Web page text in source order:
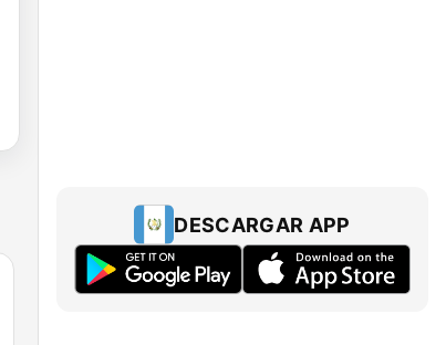
DESCARGAR APP